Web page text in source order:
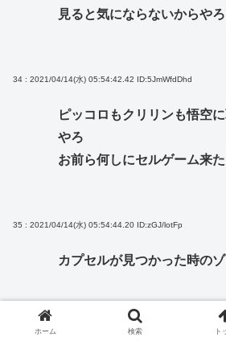
見ると気にならないからやろ
34 : 2021/04/14(水) 05:54:42.42 ID:5JmWfdDhd
ピッコロもクリリンも悟空
やろ
お前ら何しにセルゲーム来
35 : 2021/04/14(水) 05:54:44.20 ID:zGJ/lotFp
カプセルが見つかった時の
ID:kP2wcmng0
ホーム 検索 ト